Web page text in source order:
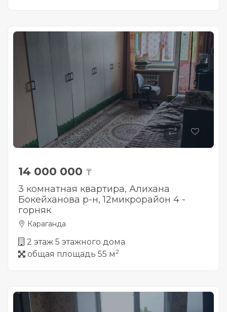
14 000 000 ₸
3 комнатная квартира, Алихана
Бокейханова р-н, 12микрорайон 4 -
горняк
Караганда
2 этаж 5 этажного дома
общая площадь 55 м2